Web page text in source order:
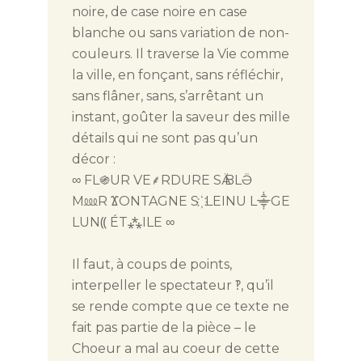
noire, de case noire en case
blanche ou sans variation de non-
couleurs. Il traverse la Vie comme
la ville, en fonçant, sans réfléchir,
sans flâner, sans, s’arrêtant un
instant, goûter la saveur des mille
détails qui ne sont pas qu’un
décor :
∞ FL֍UR VE⸙RDURE SӒ BLӚ
M⅏R ϪONTAGNE S ҉ LEINU L⸎GE
LUN⸨ ÉT⁂ILE ∞
Il faut, à coups de points,
interpeller le spectateur ‽, qu’il
se rende compte que ce texte ne
fait pas partie de la pièce – le
Choeur a mal au coeur de cette